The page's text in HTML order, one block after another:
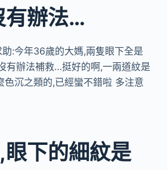
有辦法…
:今年36歲的大媽,兩隻眼下全是
有辦法補救…挺好的啊,一兩道紋是
色沉之類的,已經蠻不錯啦 多注意
下的細紋是